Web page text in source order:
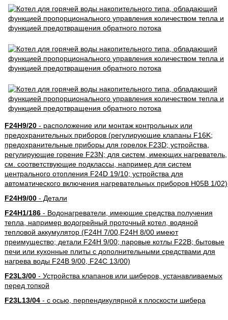
F24H9/20- расположение или монтаж контрольных или
предохранительных приборов (регулирующие клапаны F16K;
предохранительные приборы для горелок F23D; устройства,
регулирующие горение F23N; для систем, имеющих нагреватель,
см. соответствующие подклассы, например для систем
центрального отопления F24D 19/10; устройства для
автоматического включения нагревательных приборов H05B 1/02)
F24H9/00- Детали
F24H1/186- Водонагреватели, имеющие средства получения
тепла, например водогрейный проточный котел, водяной
тепловой аккумулятор (F24H 7/00,F24H 8/00 имеют
преимущество; детали F24H 9/00; паровые котлы F22B; бытовые
печи или кухонные плиты с дополнительными средствами для
нагрева воды F24B 9/00, F24C 13/00)
F23L3/00- Устройства клапанов или шиберов, устанавливаемых
перед топкой
F23L13/04- с осью, перпендикулярной к плоскости шибера